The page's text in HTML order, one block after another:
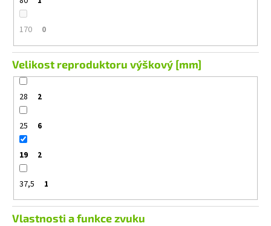
170 0
Velikost reproduktoru výškový [mm]
28 2
25 6
19 2
37,5 1
Vlastnosti a funkce zvuku